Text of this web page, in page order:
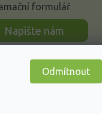
Odmítnout
formulář
Napište nám